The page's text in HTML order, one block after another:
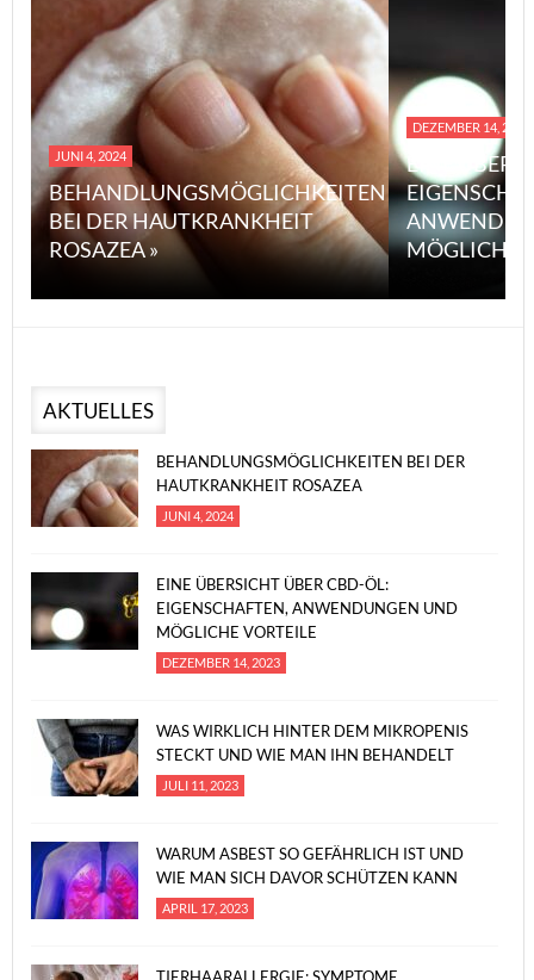
JUNI 4, 2024
BEHANDLUNGSMÖGLICHKEITEN
BEI DER HAUTKRANKHEIT
ROSAZEA »
DEZEMBER 14, 2023
EINE
MÖGLICHE
AKTUELLES
BEHANDLUNGSMÖGLICHKEITEN BEI DER
HAUTKRANKHEIT ROSAZEA
JUNI 4, 2024
EINE ÜBERSICHT ÜBER CBD-ÖL:
EIGENSCHAFTEN, ANWENDUNGEN UND
MÖGLICHE VORTEILE
DEZEMBER 14, 2023
WAS WIRKLICH HINTER DEM MIKROPENIS
STECKT UND WIE MAN IHN BEHANDELT
JULI 11, 2023
WARUM ASBEST SO GEFÄHRLICH IST UND
WIE MAN SICH DAVOR SCHÜTZEN KANN
APRIL 17, 2023